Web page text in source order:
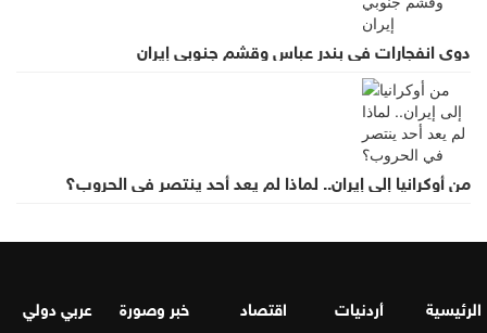
دوي انفجارات في بندر عباس وقشم جنوبي إيران
من أوكرانيا إلى إيران.. لماذا لم يعد أحد ينتصر في الحروب؟
الرئيسية أردنيات اقتصاد خبر وصورة
عربي دولي